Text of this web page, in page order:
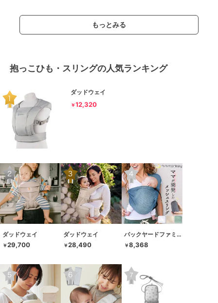
もっとみる
抱っこひも・スリングの人気ランキング
ダッドウェイ
￥12,320
ダッドウェイ
￥29,700
ダッドウェイ
￥28,490
バックヤードファミリー
￥8,368